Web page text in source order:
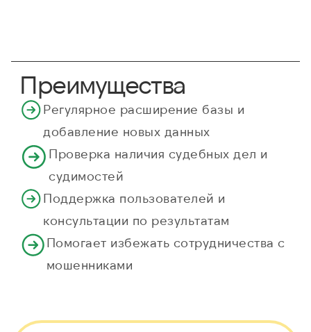
Преимущества
Регулярное расширение базы и
добавление новых данных
Проверка наличия судебных дел и
судимостей
Поддержка пользователей и
консультации по результатам
Помогает избежать сотрудничества с
мошенниками